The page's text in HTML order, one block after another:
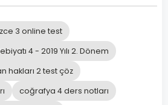
3 online test
4 - 2019 Yılı 2. Dönem
hakları 2 test çöz
coğrafya 4 ders notları